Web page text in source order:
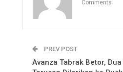
Comments
PREV POST
Avanza Tabrak Betor,